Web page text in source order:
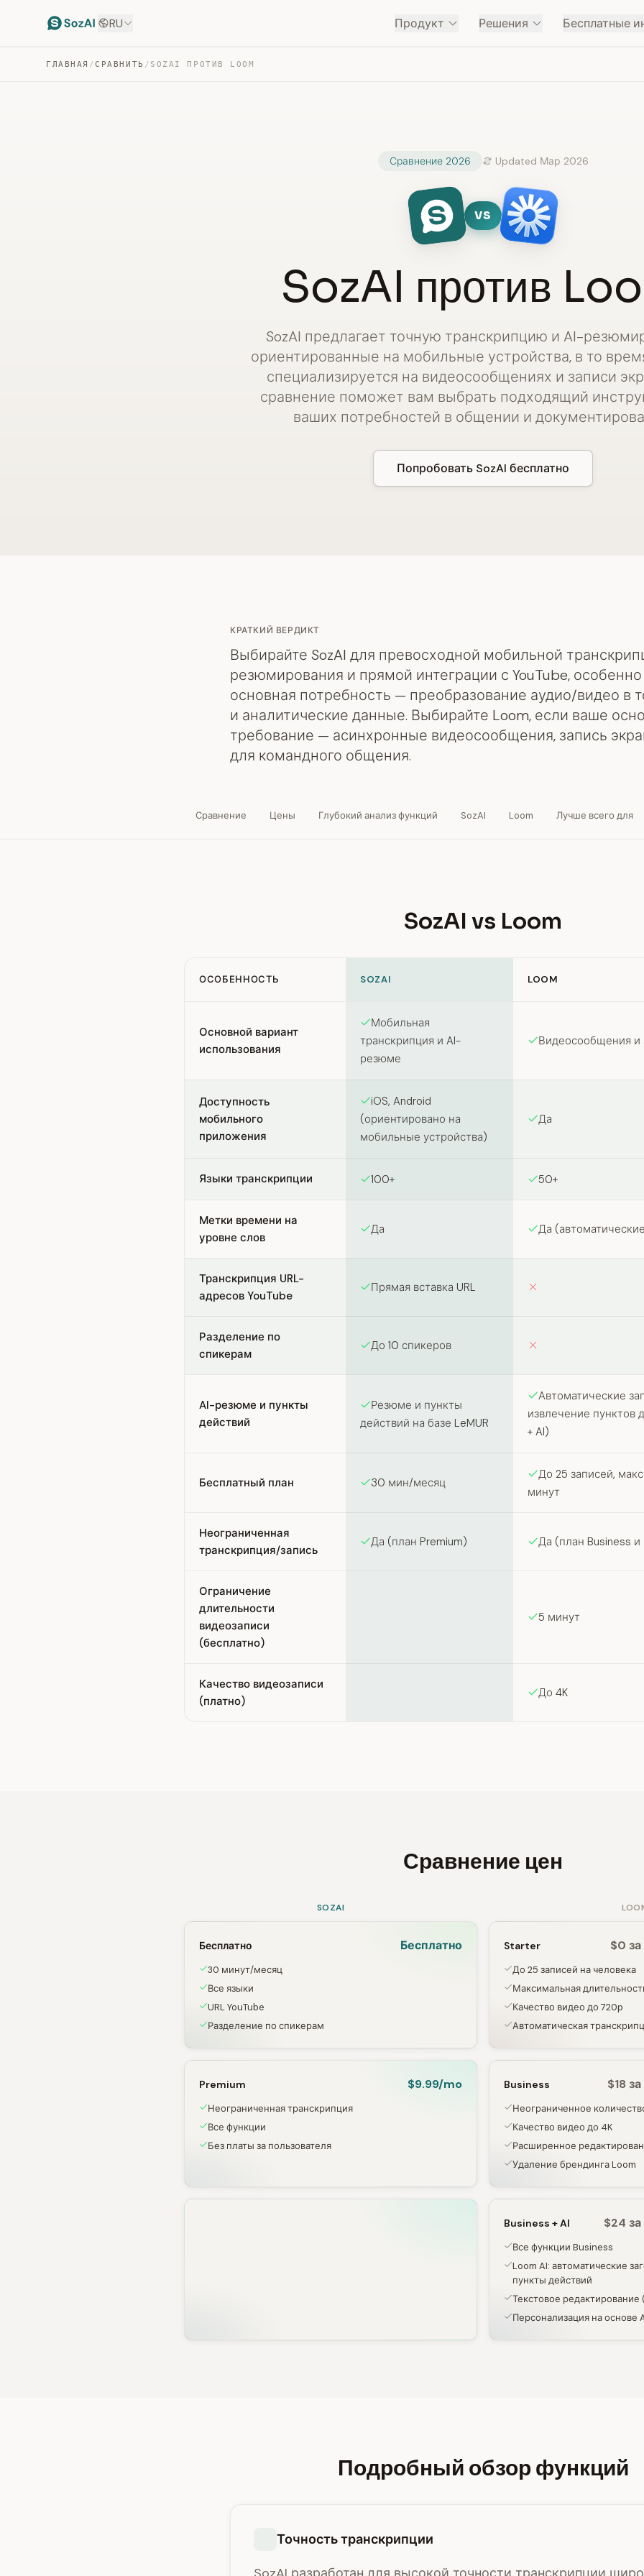
RU Продукт Решения Бесплатные
ГЛАВНАЯ /СРАВНИТЬ / SOZAI ПРОТИВ LOOM
Сравнение 2026 Updated Мар 2026
VS
SozAI против
SozAI предлагает точную транскрипцию и AI-
ориентированные на мобильные устройства, в то
специализируется на видеосообщениях и записи
сравнение поможет вам выбрать подходящий
ваших потребностей в общении и
Попробовать SozAI бесплатно
КРАТКИЙ ВЕРДИКТ
Выбирайте SozAI для превосходной мобильной
резюмирования и прямой интеграции с YouTube,
основная потребность — преобразование аудио/видео в
и аналитические данные. Выбирайте Loom, если ваше
требование — асинхронные видеосообщения, запись
для командного общения.
Сравнение Цены Глубокий анализ функций SozAI Loom Лучше всего для
SozAI vs Loom
ОСОБЕННОСТЬ SOZAI LOOM
Основной вариант
использования
Мобильная
транскрипция и AI-
резюме
Видеосообщения и
Доступность
мобильного
приложения
iOS, Android
(ориентировано на
мобильные устройства)
Да
Языки транскрипции 100+ 50+
Метки времени на
уровне слов
Да Да
Транскрипция URL-
адресов YouTube
Прямая вставка URL
Разделение по
спикерам
До 10 спикеров
AI-резюме и пункты
действий
Резюме и пункты
действий на базе LeMUR
Автоматические
извлечение пунктов
+ AI)
Бесплатный план 30 мин/месяц
До 25 записей,
минут
Неограниченная
транскрипция/запись
Да (план Premium) Да (план Business
Ограничение
длительности
видеозаписи
(бесплатно)
5 минут
Качество видеозаписи
(платно)
До 4K
Сравнение цен
SOZAI
Бесплатно Бесплатно
30 минут/месяц
Все языки
URL YouTube
Разделение по спикерам
Starter $0
До 25 записей на человека
Максимальная
Качество видео до 720p
Автоматическая
Premium $9.99/mo
Неограниченная транскрипция
Все функции
Без платы за пользователя
Business $18
Неограниченное
Качество видео до 4K
Расширенное
Удаление брендинга Loom
Business + AI $24
Все функции Business
Loom AI: автоматические
пункты действий
Текстовое
Персонализация на основе
Подробный обзор функций
Точность транскрипции